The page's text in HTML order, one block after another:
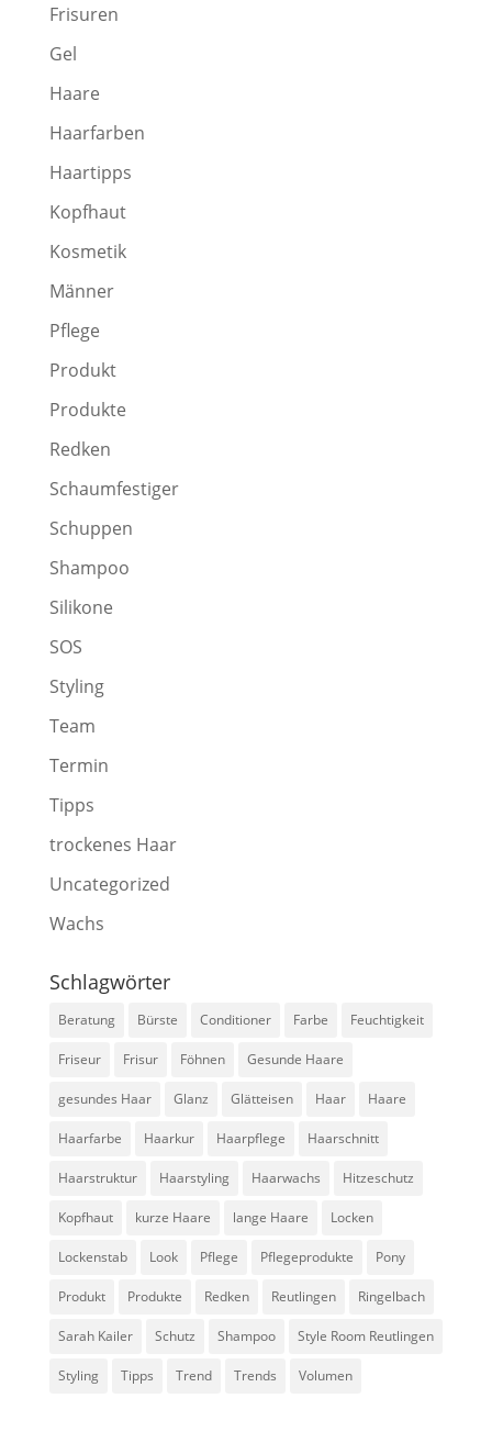
Frisuren
Gel
Haare
Haarfarben
Haartipps
Kopfhaut
Kosmetik
Männer
Pflege
Produkt
Produkte
Redken
Schaumfestiger
Schuppen
Shampoo
Silikone
SOS
Styling
Team
Termin
Tipps
trockenes Haar
Uncategorized
Wachs
Schlagwörter
Beratung Bürste Conditioner Farbe Feuchtigkeit
Friseur Frisur Föhnen Gesunde Haare
gesundes Haar Glanz Glätteisen Haar Haare
Haarfarbe Haarkur Haarpflege Haarschnitt
Haarstruktur Haarstyling Haarwachs Hitzeschutz
Kopfhaut kurze Haare lange Haare Locken
Lockenstab Look Pflege Pflegeprodukte Pony
Produkt Produkte Redken Reutlingen Ringelbach
Sarah Kailer Schutz Shampoo Style Room Reutlingen
Styling Tipps Trend Trends Volumen